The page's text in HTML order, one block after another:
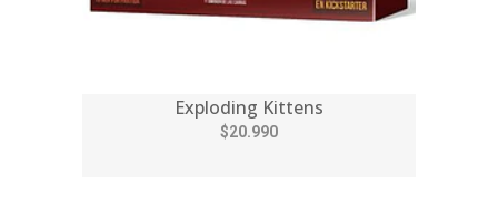
Exploding Kittens
$20.990